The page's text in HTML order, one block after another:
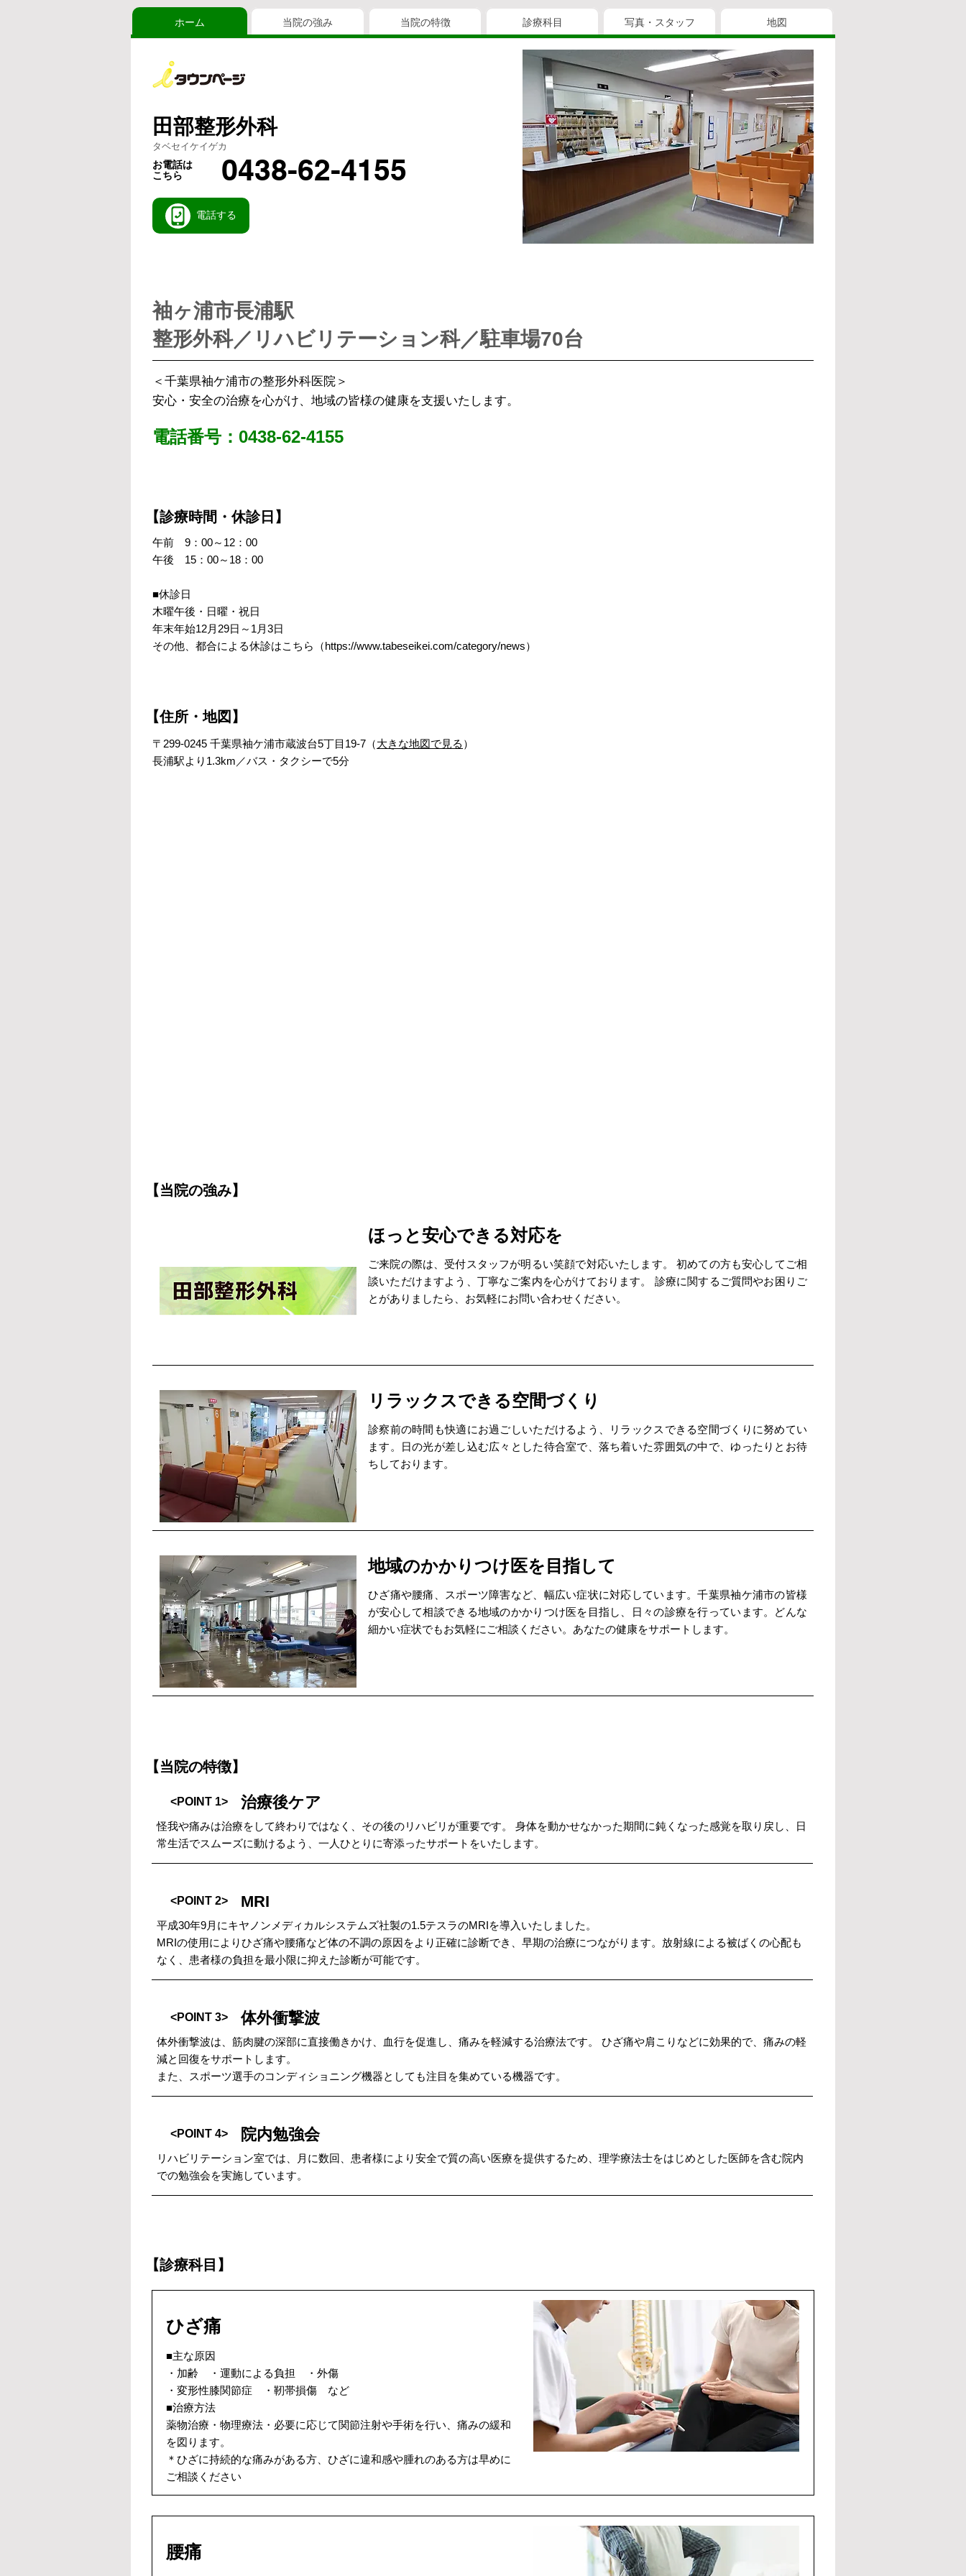
ホーム 当院の強み 当院の特徴 診療科目 写真・スタッフ 地図
田部整形外科
タベセイケイゲカ
お電話は
こちら
0438-62-4155
電話する
袖ヶ浦市長浦駅
整形外科／リハビリテーション科／駐車場70台
＜千葉県袖ケ浦市の整形外科医院＞
安心・安全の治療を心がけ、地域の皆様の健康を支援いたします。
電話番号：0438-62-4155
【診療時間・休診日】
午前 9：00～12：00
午後 15：00～18：00
■休診日
木曜午後・日曜・祝日
年末年始12月29日～1月3日
その他、都合による休診はこちら（https://www.tabeseikei.com/category/news）
【住所・地図】
〒299-0245 千葉県袖ケ浦市蔵波台5丁目19-7（大きな地図で見る ）
長浦駅より1.3km／バス・タクシーで5分
【当院の強み】
ほっと安心できる対応を
ご来院の際は、受付スタッフが明るい笑顔で対応いたします。 初めての方も安心してご相
談いただけますよう、丁寧なご案内を心がけております。 診療に関するご質問やお困りご
とがありましたら、お気軽にお問い合わせください。
リラックスできる空間づくり
診察前の時間も快適にお過ごしいただけるよう、リラックスできる空間づくりに努めてい
ます。日の光が差し込む広々とした待合室で、落ち着いた雰囲気の中で、ゆったりとお待
ちしております。
地域のかかりつけ医を目指して
ひざ痛や腰痛、スポーツ障害など、幅広い症状に対応しています。千葉県袖ケ浦市の皆様
が安心して相談できる地域のかかりつけ医を目指し、日々の診療を行っています。どんな
細かい症状でもお気軽にご相談ください。あなたの健康をサポートします。
【当院の特徴】
<POINT 1> 治療後ケア
怪我や痛みは治療をして終わりではなく、その後のリハビリが重要です。 身体を動かせなかった期間に鈍くなった感覚を取り戻し、日
常生活でスムーズに動けるよう、一人ひとりに寄添ったサポートをいたします。
<POINT 2> MRI
平成30年9月にキヤノンメディカルシステムズ社製の1.5テスラのMRIを導入いたしました。
MRIの使用によりひざ痛や腰痛など体の不調の原因をより正確に診断でき、早期の治療につながります。放射線による被ばくの心配も
なく、患者様の負担を最小限に抑えた診断が可能です。
<POINT 3> 体外衝撃波
体外衝撃波は、筋肉腱の深部に直接働きかけ、血行を促進し、痛みを軽減する治療法です。 ひざ痛や肩こりなどに効果的で、痛みの軽
減と回復をサポートします。
また、スポーツ選手のコンディショニング機器としても注目を集めている機器です。
<POINT 4> 院内勉強会
リハビリテーション室では、月に数回、患者様により安全で質の高い医療を提供するため、理学療法士をはじめとした医師を含む院内
での勉強会を実施しています。
【診療科目】
ひざ痛
■主な原因
・加齢 ・運動による負担 ・外傷
・変形性膝関節症 ・靭帯損傷 など
■治療方法
薬物治療・物理療法・必要に応じて関節注射や手術を行い、痛みの緩和
を図ります。
＊ひざに持続的な痛みがある方、ひざに違和感や腫れのある方は早めに
ご相談ください
腰痛